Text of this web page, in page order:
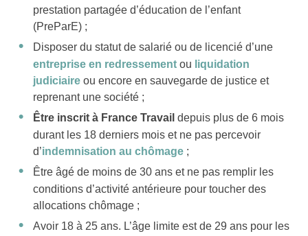
prestation partagée d’éducation de l’enfant
(PreParE) ;
Disposer du statut de salarié ou de licencié d’une
entreprise en redressement ou liquidation
judiciaire ou encore en sauvegarde de justice et
reprenant une société ;
Être inscrit à France Travail depuis plus de 6 mois
durant les 18 derniers mois et ne pas percevoir
d’indemnisation au chômage ;
Être âgé de moins de 30 ans et ne pas remplir les
conditions d’activité antérieure pour toucher des
allocations chômage ;
Avoir 18 à 25 ans. L’âge limite est de 29 ans pour les